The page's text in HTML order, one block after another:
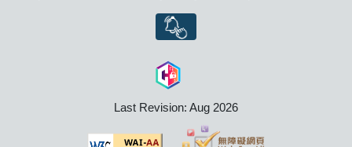
Last Revision: Aug 2026